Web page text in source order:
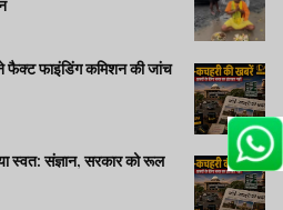
फैक्ट फाइंडिंग कमिशन की जांच
स्वत: संज्ञान, सरकार को रूल